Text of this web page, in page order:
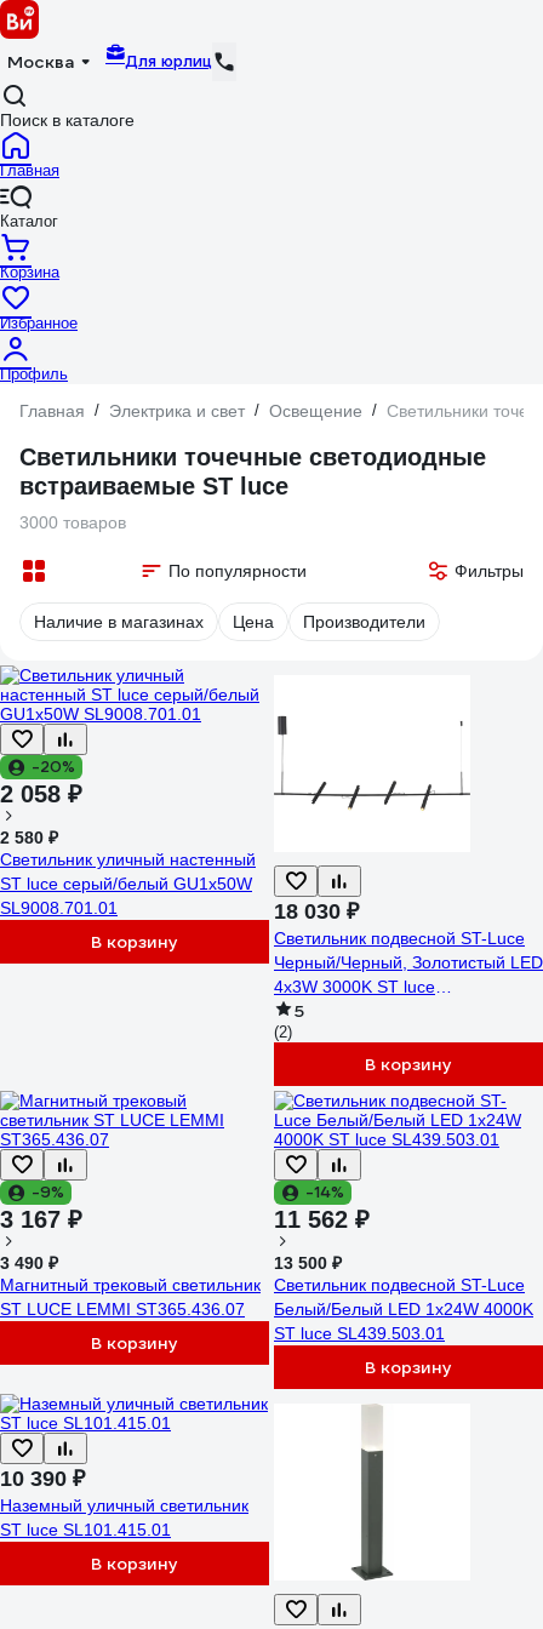
Москва Для юрлиц
Поиск в каталоге
Главная
Каталог
Корзина
Избранное
Профиль
Главная / Электрика и свет / Освещение / Светильники
Светильники точечные светодиодные
встраиваемые ST luce
3000 товаров
По популярности Фильтры
Наличие в магазинах Цена Производители
-20%
2 058 ₽
2 580 ₽
Светильник уличный настенный
ST luce серый/белый GU1х50W
SL9008.701.01
В корзину
18 030 ₽
Светильник подвесной ST-Luce
Черный/Черный, Золотистый LED
4х3W 3000K ST luce
SL6210.403.04
5
(2)
В корзину
-9%
3 167 ₽
3 490 ₽
Магнитный трековый светильник
ST LUCE LEMMI ST365.436.07
В корзину
-14%
11 562 ₽
13 500 ₽
Светильник подвесной ST-Luce
Белый/Белый LED 1х24W 4000K
ST luce SL439.503.01
В корзину
10 390 ₽
Наземный уличный светильник
ST luce SL101.415.01
В корзину